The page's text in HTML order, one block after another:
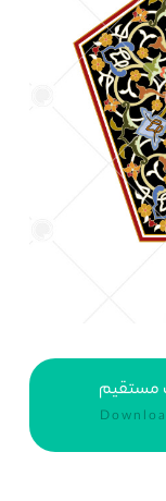
مستقیم